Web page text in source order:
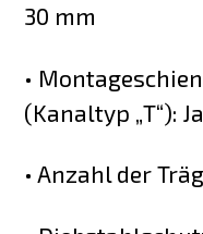
30 mm
•
(Kanaltyp „T“): Ja
• Anzahl der